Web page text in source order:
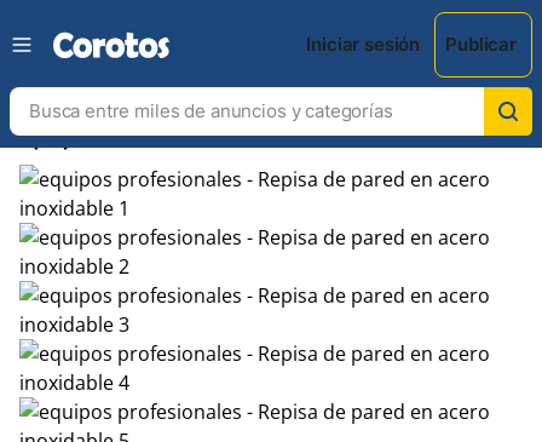
Iniciar sesión Publicar
chevron_leftchevron_right